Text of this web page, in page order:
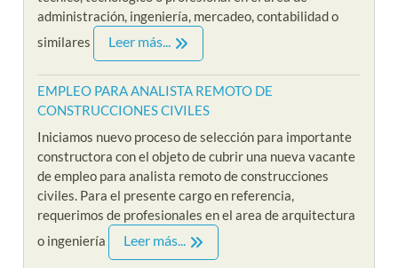
administración, ingeniería, mercadeo, contabilidad o
similares
Leer más...
EMPLEO PARA ANALISTA REMOTO DE
CONSTRUCCIONES CIVILES
Iniciamos nuevo proceso de selección para importante
constructora con el objeto de cubrir una nueva vacante
de empleo para analista remoto de construcciones
civiles. Para el presente cargo en referencia,
requerimos de profesionales en el area de arquitectura
o ingeniería
Leer más...